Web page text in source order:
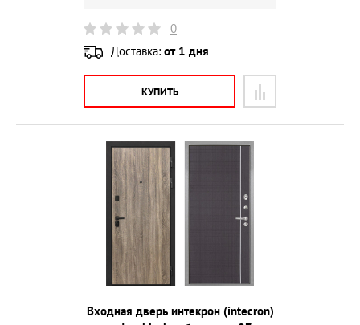
0
Доставка: от 1 дня
КУПИТЬ
Входная дверь интекрон (intecron)